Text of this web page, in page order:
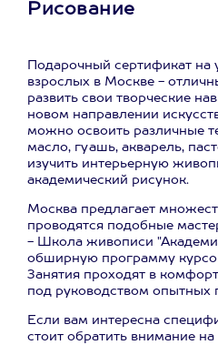
Рисование
Подарочный сертификат на
взрослых в Москве -
развить свои творческие
новом направлении
можно освоить различные
масло, гуашь, акварель,
изучить интерьерную
академический рисунок.
Москва предлагает
проводятся подобные
- Школа живописи
обширную программу
Занятия проходят в
под руководством опытных
Если вам интересна
стоит обратить внимание